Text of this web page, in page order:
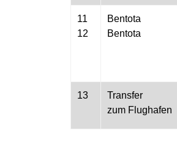
11
12
Bentota
Bentota
13
Transfer
zum Flughafen